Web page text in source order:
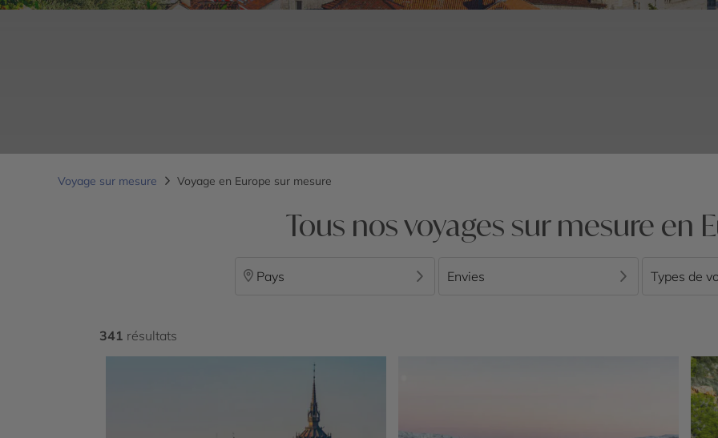
Voyage sur mesure Voyage en Europe sur mesure
Tous nos voyages sur mesure en
Pays Envies Types de
341 résultats